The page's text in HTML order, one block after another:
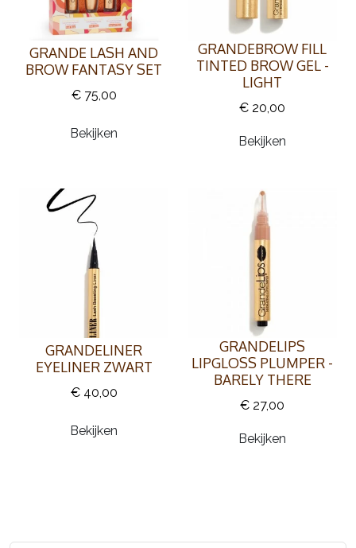
GRANDE LASH AND
BROW FANTASY SET
€ 75,00
Bekijken
GRANDEBROW FILL
TINTED BROW GEL -
LIGHT
€ 20,00
Bekijken
GRANDELINER
EYELINER ZWART
€ 40,00
Bekijken
GRANDELIPS
LIPGLOSS PLUMPER -
BARELY THERE
€ 27,00
Bekijken